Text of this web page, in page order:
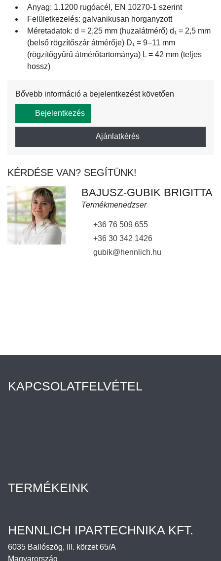
Anyag: 1.1200 rugóacél, EN 10270-1 szerint
Felületkezelés: galvanikusan horganyzott
Méretadatok: d = 2,25 mm (huzalátmérő) d₁ = 2,5 mm
(belső rögzítőszár átmérője) D₁ = 9–11 mm
(rögzítőgyűrű átmérőtartománya) L = 42 mm (teljes
hossz)
Bővebb információ a bejelentkezést követően
Bejelentkezés
Ajánlatkérés
KÉRDÉSE VAN? SEGÍTÜNK!
BAJUSZ-GUBIK BRIGITTA
Termékmenedzser
+36 76 509 655
+36 30 342 1426
gubik@hennlich.hu
KAPCSOLATFELVÉTEL
TERMÉKEINK
HENNLICH IPARTECHNIKA KFT.
6035 Ballószög, III. körzet 65/A
Magyarország